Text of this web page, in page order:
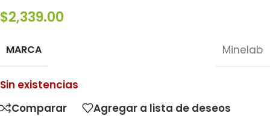
$2,339.00
MARCA Minelab
Sin existencias
Comparar
Agregar a lista de deseos